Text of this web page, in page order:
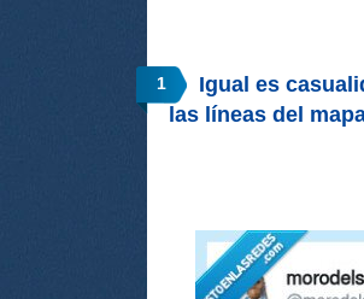
1
Igual es
las líneas del